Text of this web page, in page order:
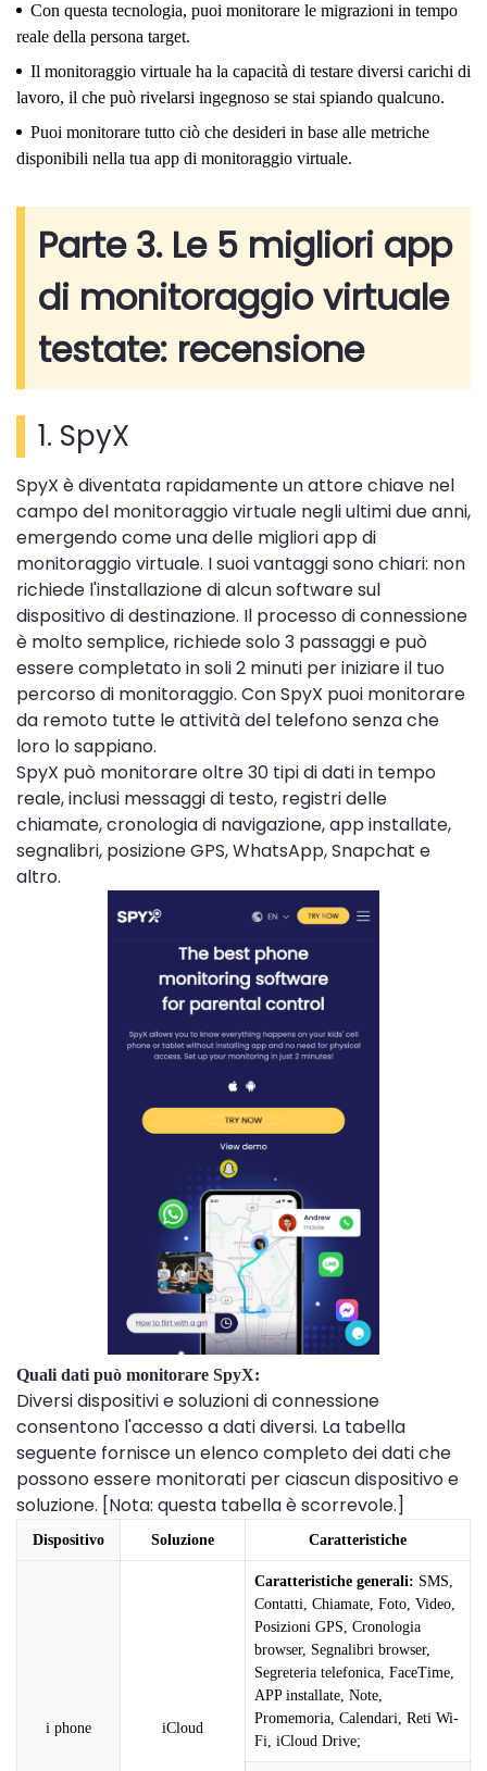
Con questa tecnologia, puoi monitorare le migrazioni in tempo
reale della persona target.
Il monitoraggio virtuale ha la capacità di testare diversi carichi di
lavoro, il che può rivelarsi ingegnoso se stai spiando qualcuno.
Puoi monitorare tutto ciò che desideri in base alle metriche
disponibili nella tua app di monitoraggio virtuale.
Parte 3. Le 5 migliori app
di monitoraggio virtuale
testate: recensione
1. SpyX
SpyX è diventata rapidamente un attore chiave nel
campo del monitoraggio virtuale negli ultimi due anni,
emergendo come una delle migliori app di
monitoraggio virtuale. I suoi vantaggi sono chiari: non
richiede l'installazione di alcun software sul
dispositivo di destinazione. Il processo di connessione
è molto semplice, richiede solo 3 passaggi e può
essere completato in soli 2 minuti per iniziare il tuo
percorso di monitoraggio. Con SpyX puoi monitorare
da remoto tutte le attività del telefono senza che
loro lo sappiano.
SpyX può monitorare oltre 30 tipi di dati in tempo
reale, inclusi messaggi di testo, registri delle
chiamate, cronologia di navigazione, app installate,
segnalibri, posizione GPS, WhatsApp, Snapchat e
altro.
Quali dati può monitorare SpyX:
Diversi dispositivi e soluzioni di connessione
consentono l'accesso a dati diversi. La tabella
seguente fornisce un elenco completo dei dati che
possono essere monitorati per ciascun dispositivo e
soluzione. [Nota: questa tabella è scorrevole.]
Dispositivo Soluzione Caratteristiche
i phone iCloud
Caratteristiche generali: SMS,
Contatti, Chiamate, Foto, Video,
Posizioni GPS, Cronologia
browser, Segnalibri browser,
Segreteria telefonica, FaceTime,
APP installate, Note,
Promemoria, Calendari, Reti Wi-
Fi, iCloud Drive;